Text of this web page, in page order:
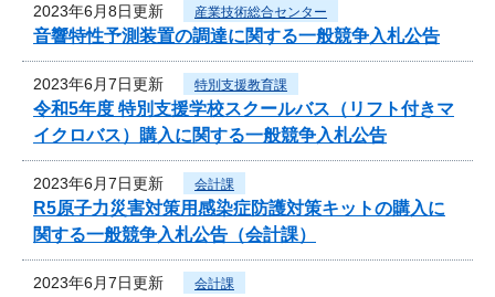
2023年6月8日更新 産業技術総合センター
音響特性予測装置の調達に関する一般競争入札公告
2023年6月7日更新 特別支援教育課
令和5年度 特別支援学校スクールバス（リフト付きマ
イクロバス）購入に関する一般競争入札公告
2023年6月7日更新 会計課
R5原子力災害対策用感染症防護対策キットの購入に
関する一般競争入札公告（会計課）
2023年6月7日更新 会計課